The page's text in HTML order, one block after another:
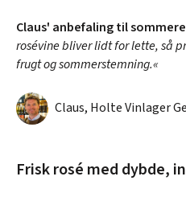
Claus' anbefaling til
rosévine bliver lidt for lette, så
frugt og sommerstemning.«
Claus, Holte Vinlager
Frisk rosé med dybde,